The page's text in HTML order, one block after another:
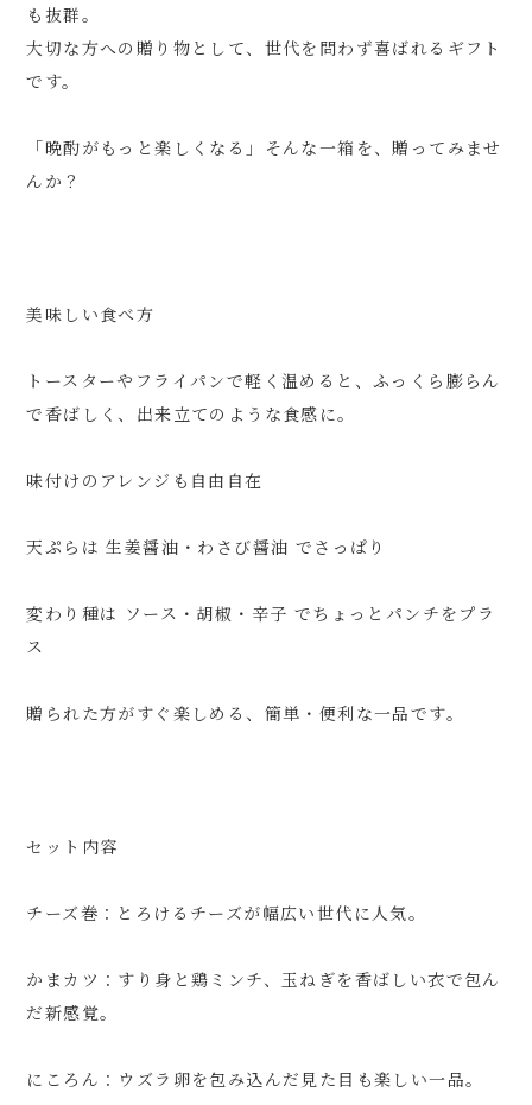
も抜群。
大切な方への贈り物として、世代を問わず喜ばれるギフト
です。
「晩酌がもっと楽しくなる」そんな一箱を、贈ってみませ
んか？
美味しい食べ方
トースターやフライパンで軽く温めると、ふっくら膨らん
で香ばしく、出来立てのような食感に。
味付けのアレンジも自由自在
天ぷらは 生姜醤油・わさび醤油 でさっぱり
変わり種は ソース・胡椒・辛子 でちょっとパンチをプラ
ス
贈られた方がすぐ楽しめる、簡単・便利な一品です。
セット内容
チーズ巻：とろけるチーズが幅広い世代に人気。
かまカツ：すり身と鶏ミンチ、玉ねぎを香ばしい衣で包ん
だ新感覚。
にころん：ウズラ卵を包み込んだ見た目も楽しい一品。